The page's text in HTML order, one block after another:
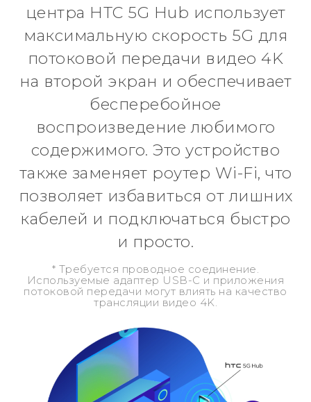
центра HTC 5G Hub использует
максимальную скорость 5G для
потоковой передачи видео 4K
на второй экран и обеспечивает
бесперебойное
воспроизведение любимого
содержимого. Это устройство
также заменяет роутер Wi-Fi, что
позволяет избавиться от лишних
кабелей и подключаться быстро
и просто.
* Требуется проводное соединение.
Используемые адаптер USB-C и приложения
потоковой передачи могут влиять на качество
трансляции видео 4K.